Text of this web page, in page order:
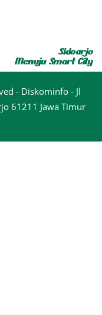
- Diskominfo - Jl
61211 Jawa Timur